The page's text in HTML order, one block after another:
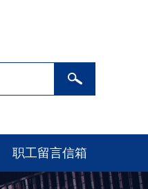
职工留言信箱